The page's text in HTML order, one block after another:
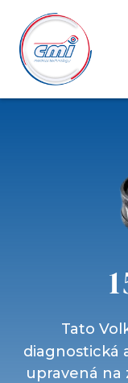
Tato
diagnostická
upravená na